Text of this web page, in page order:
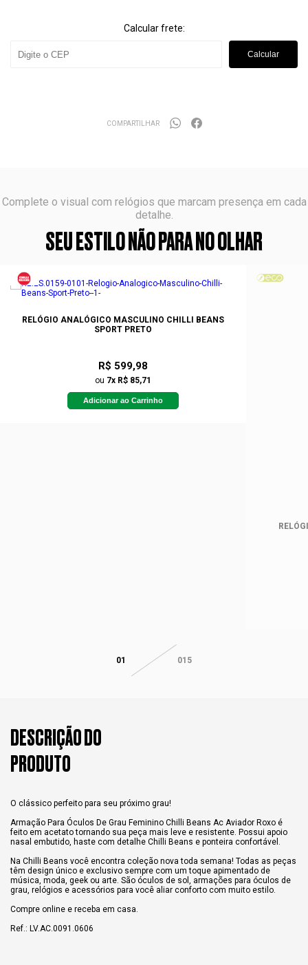
Calcular frete:
Calcular
COMPARTILHAR
Complete o visual com relógios que marcam presença em cada
detalhe.
SEU ESTILO NÃO PARA NO OLHAR
RELÓGIO ANALÓGICO MASCULINO CHILLI BEANS
SPORT PRETO
R$ 599,98
ou 7x R$ 85,71
Adicionar ao Carrinho
01 015
DESCRIÇÃO DO
PRODUTO
O clássico perfeito para seu próximo grau!
Armação Para Óculos De Grau Feminino Chilli Beans Ac Aviador Roxo é
feito em acetato tornando sua peça mais leve e resistente. Possui apoio
nasal embutido, haste com detalhe Chilli Beans e ponteira confortável.
Na Chilli Beans você encontra coleção nova toda semana! Todas as peças
têm design único e exclusivo sempre com um toque apimentado de
música, moda, geek ou arte. São óculos de sol, armações para óculos de
grau, relógios e acessórios para você aliar conforto com muito estilo.
Compre online e receba em casa.
Ref.: LV.AC.0091.0606